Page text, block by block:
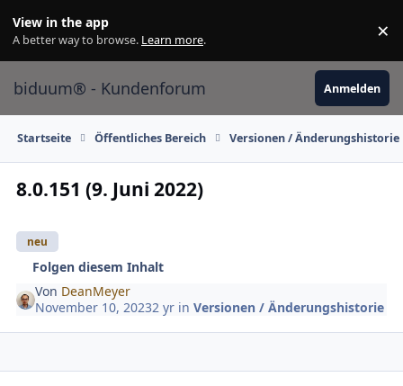
View in the app
A better way to browse. Learn more. ×
biduum® - Kundenforum Anmelden
Startseite Öffentliches Bereich Versionen / Änderungshistorie
8.0.151 (9. Juni 2022)
neu
Folgen diesem Inhalt
Von DeanMeyer
November 10, 20232 yr inVersionen / Änderungshistorie